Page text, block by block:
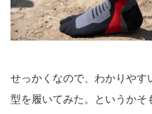
せっかくなので、わかりやす
型を履いてみた。というか